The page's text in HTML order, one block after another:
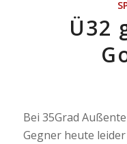
Ü32
Bei 35Grad
Gegner heute